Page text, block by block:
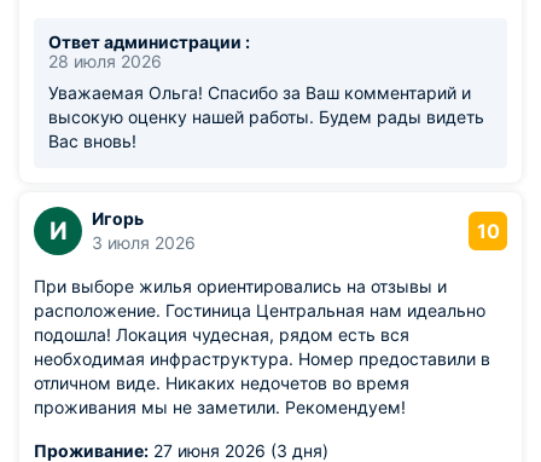
Ответ администрации :
28 июля 2026
Уважаемая Ольга! Спасибо за Ваш комментарий и
высокую оценку нашей работы. Будем рады видеть
Вас вновь!
И
Игорь
3 июля 2026
10
При выборе жилья ориентировались на отзывы и
расположение. Гостиница Центральная нам идеально
подошла! Локация чудесная, рядом есть вся
необходимая инфраструктура. Номер предоставили в
отличном виде. Никаких недочетов во время
проживания мы не заметили. Рекомендуем!
Проживание: 27 июня 2026 (3 дня)